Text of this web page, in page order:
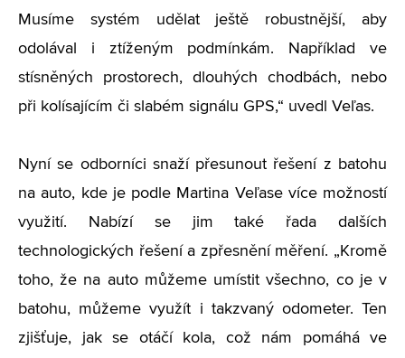
Musíme systém udělat ještě robustnější, aby
odolával i ztíženým podmínkám. Například ve
stísněných prostorech, dlouhých chodbách, nebo
při kolísajícím či slabém signálu GPS,“ uvedl Veľas.
Nyní se odborníci snaží přesunout řešení z batohu
na auto, kde je podle Martina Veľase více možností
využití. Nabízí se jim také řada dalších
technologických řešení a zpřesnění měření. „Kromě
toho, že na auto můžeme umístit všechno, co je v
batohu, můžeme využít i takzvaný odometer. Ten
zjišťuje, jak se otáčí kola, což nám pomáhá ve